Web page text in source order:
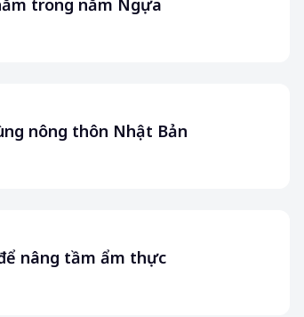
trong năm Ngựa
nông thôn Nhật Bản
nâng tầm ẩm thực